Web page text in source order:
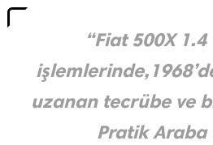
“Fiat 500X 1.4
uzanan tecrübe ve
Pratik